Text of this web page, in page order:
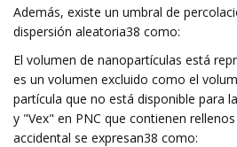
Además, existe un umbral de
dispersión aleatoria38 como:
El volumen de nanopartículas está
es un volumen excluido como el
partícula que no está disponible para
y "Vex" en PNC que contienen
accidental se expresan38 como: